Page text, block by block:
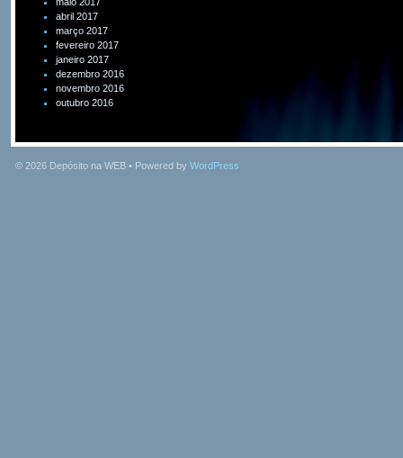
abril 2017
março 2017
fevereiro 2017
janeiro 2017
dezembro 2016
novembro 2016
outubro 2016
© 2026 Depósito na WEB • Powered by WordPress